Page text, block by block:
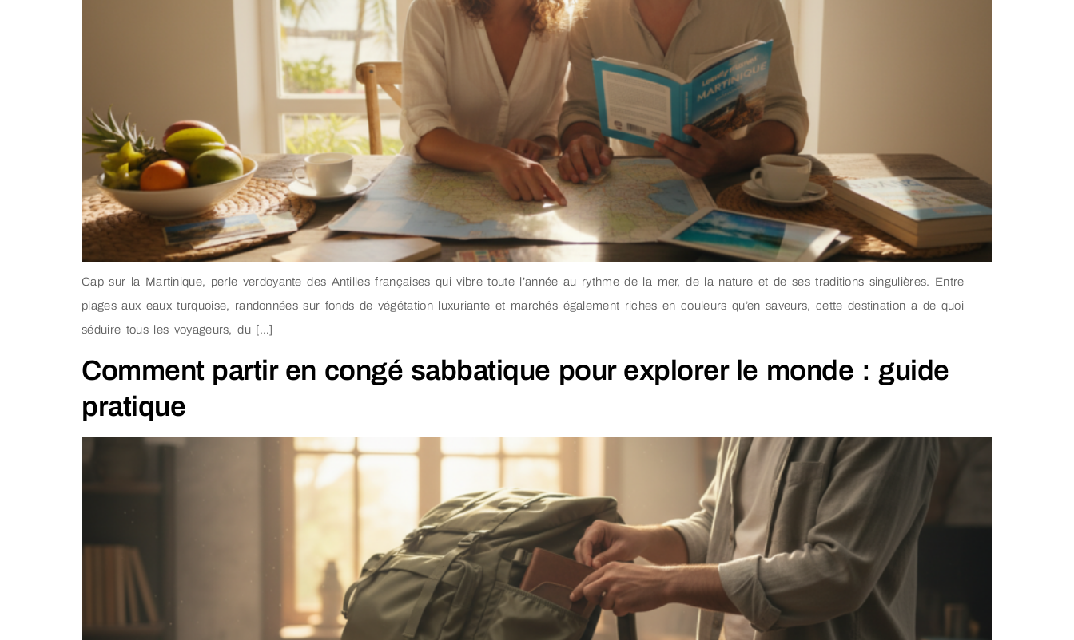
Cap sur la Martinique, perle verdoyante des Antilles françaises qui vibre toute l’année au rythme de la mer, de la nature et de ses traditions singulières. Entre
plages aux eaux turquoise, randonnées sur fonds de végétation luxuriante et marchés également riches en couleurs qu’en saveurs, cette destination a de quoi
séduire tous les voyageurs, du […]
Comment partir en congé sabbatique pour explorer le monde : guide
pratique